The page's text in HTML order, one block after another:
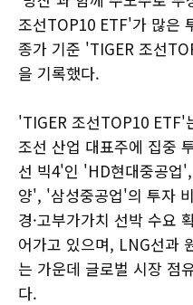
조선TOP10 ETF'가 많은
종가 기준 'TIGER 조선
을 기록했다.
'TIGER 조선TOP10 ETF'
조선 산업 대표주에 집중
선 빅4'인 'HD현대중공업
양', '삼성중공업'의 투자
경·고부가가치 선박 수요
어가고 있으며, LNG선과
는 가운데 글로벌 시장 점
다.